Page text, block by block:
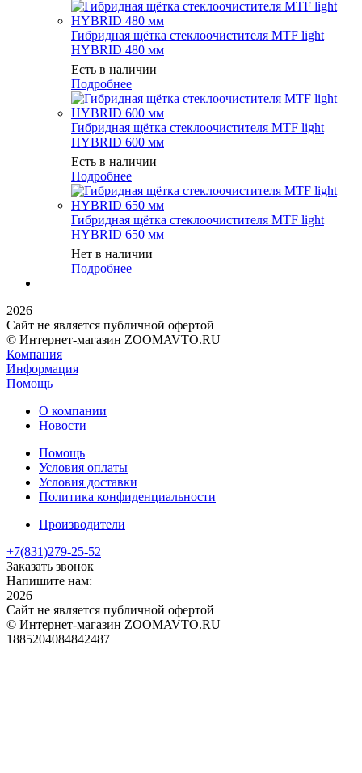
Гибридная щётка стеклоочистителя MTF light
HYBRID 480 мм
Есть в наличии
Подробнее
Гибридная щётка стеклоочистителя MTF light
HYBRID 600 мм
Есть в наличии
Подробнее
Гибридная щётка стеклоочистителя MTF light
HYBRID 650 мм
Нет в наличии
Подробнее
2026
Сайт не является публичной офертой
© Интернет-магазин ZOOMAVTO.RU
Компания
Информация
Помощь
О компании
Новости
Помощь
Условия оплаты
Условия доставки
Политика конфиденциальности
Производители
+7(831)279-25-52
Заказать звонок
Напишите нам:
2026
Сайт не является публичной офертой
© Интернет-магазин ZOOMAVTO.RU
1885204084842487